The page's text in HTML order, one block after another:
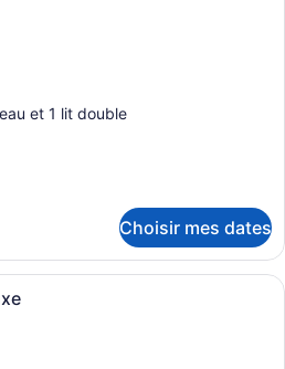
et 1 lit double
Choisir mes dates
Une chambre d’hôtel avec deux